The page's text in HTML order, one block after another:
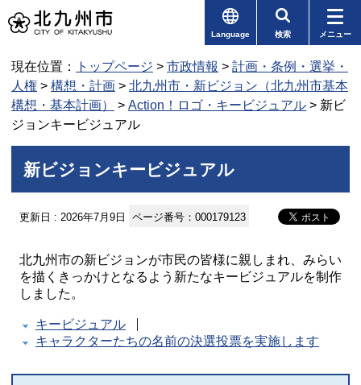
Language 検索 メニュー
現在位置： トップページ > 市政情報 > 計画・条例・選挙・
人権 > 構想・計画 > 北九州市・新ビジョン（北九州市基本
構想・基本計画）
> Action！ロゴ・キービジュアル > 新ビ
ジョンキービジュアル
新ビジョンキービジュアル
更新日 : 2026年7月9日 ページ番号：000179123
北九州市の新ビジョンが市民の皆様に親しまれ、みらい
を描くきっかけとなるよう新たなキービジュアルを制作
しました。
キービジュアル
キャラクターたちの名前の決選投票を実施します